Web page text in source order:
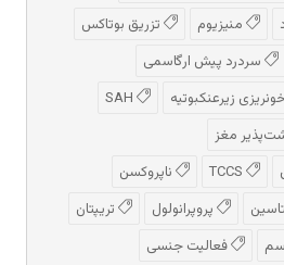
منیزیوم
تزریق بوتاکس
سردرد پیش‌ ارگاسمی
زیرعنکبوتیه
مغز
ناپروکسن
پروپرانولول
تریپتان
فعالیت جنسی